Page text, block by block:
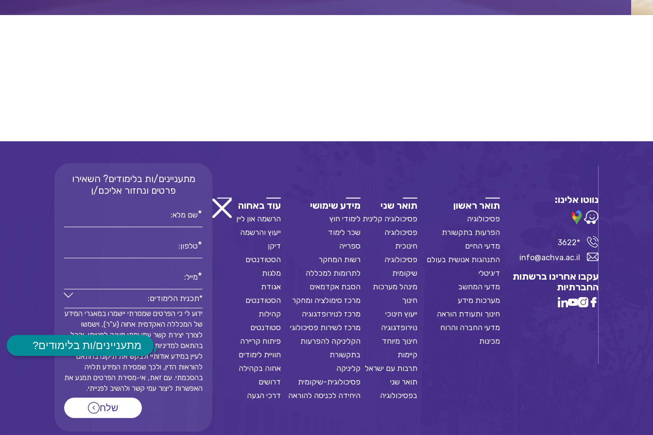
מתעניינים/ות בלימודים?
נווטו אלינו:
*3622
info@achva.ac.il
עקבו אחרינו ברשתות
החברתיות
תואר ראשון
פסיכולוגיה
הפרעות בתקשורת
מדעי החיים
התנהגות אנושית בעולם
דיגיטלי
מדעי המחשב
מערכות מידע
חינוך ותעודת הוראה
מדעי החברה והרוח
מכינות
תואר שני
פסיכולוגיה קלינית
פסיכולוגיה
חינוכית
פסיכולוגיה
שיקומית
מינהל מערכות
חינוך
ייעוץ חינוכי
נוירופדגוגיה
חינוך מיוחד
קיימות
תרבות עם ישראל
תואר שני
בפסיכולוגיה
מידע שימושי
לימודי חוץ
שכר לימוד
ספרייה
רשות המחקר
לתרומות למכללה
הסבת אקדמאים
מרכז סימולציה ומחקר
מרכז לנוירופדגוגיה
מרכז לשירות פסיכולוגי
הקליניקה להפרעות
בתקשורת
קליניקה
פסיכולוגית-שיקומית
היחידה לכניסה להוראה
עוד באחוה
הרשמה און ליין
ייעוץ והרשמה
דיקן
הסטודנטים
מלגות
אגודת
הסטודנטים
קהילות
סטודנטים
פיתוח קריירה
חוויית לימודים
אחוה בקהילה
דרושים
דרכי הגעה
מתעניינים/ות בלימודים? השאירו
פרטים ונחזור אליכם/ן
שם מלא:*
טלפון:*
מייל:*
*תכנית הלימודים:
*
*תכנית הלימודים:
ידוע לי כי הפרטים שמסרתי יישמרו במאגרי המידע
של המכללה האקדמית אחוה (ע"ר), וישמשו
לצורך יצירת קשר עמי ומתן מענה לפנייתי, והכל
בהתאם למדיניות הפרטיות. אני מודע/ת לזכותי
לעיין במידע אודותיי ולבקש את תיקונו בהתאם
להוראות הדין, ולכך שמסירת המידע תלויה
בהסכמתי. עם זאת, אי-מסירת הפרטים תמנע את
האפשרות ליצור עמי קשר ולהשיב לפנייתי.
שלח